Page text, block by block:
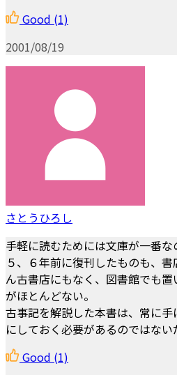
Good (1)
2001/08/19
さとうひろし
手軽に読むためには文庫が一番な
５、６年前に復刊したものも、書
ん古書店にもなく、図書館でも
がほとんどない。
古事記を解説した本書は、常に手
にしておく必要があるのではない
Good (1)